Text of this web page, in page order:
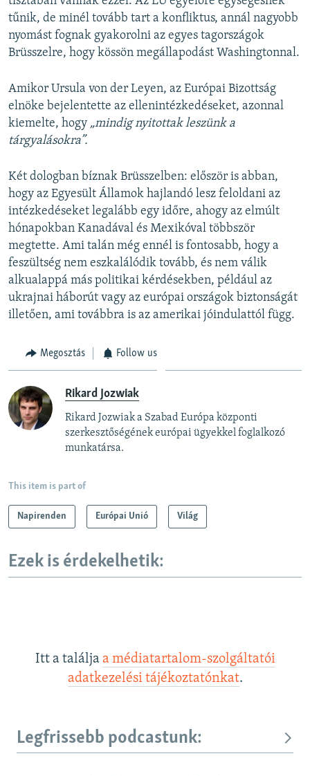
tűnik, de minél tovább tart a konfliktus, annál nagyobb
nyomást fognak gyakorolni az egyes tagországok
Brüsszelre, hogy kössön megállapodást Washingtonnal.
Amikor Ursula von der Leyen, az Európai Bizottság
elnöke bejelentette az ellenintézkedéseket, azonnal
kiemelte, hogy „mindig nyitottak leszünk a
tárgyalásokra”.
Két dologban bíznak Brüsszelben: először is abban,
hogy az Egyesült Államok hajlandó lesz feloldani az
intézkedéseket legalább egy időre, ahogy az elmúlt
hónapokban Kanadával és Mexikóval többször
megtette. Ami talán még ennél is fontosabb, hogy a
feszültség nem eszkalálódik tovább, és nem válik
alkualappá más politikai kérdésekben, például az
ukrajnai háborút vagy az európai országok biztonságát
illetően, ami továbbra is az amerikai jóindulattól függ.
Megosztás Follow us
Rikard Jozwiak
Rikard Jozwiak a Szabad Európa központi
szerkesztőségének európai ügyekkel foglalkozó
munkatársa.
This item is part of
Napirenden Európai Unió Világ
Ezek is érdekelhetik:
Itt a találja a médiatartalom-szolgáltatói
adatkezelési tájékoztatónkat.
Legfrissebb podcastunk: